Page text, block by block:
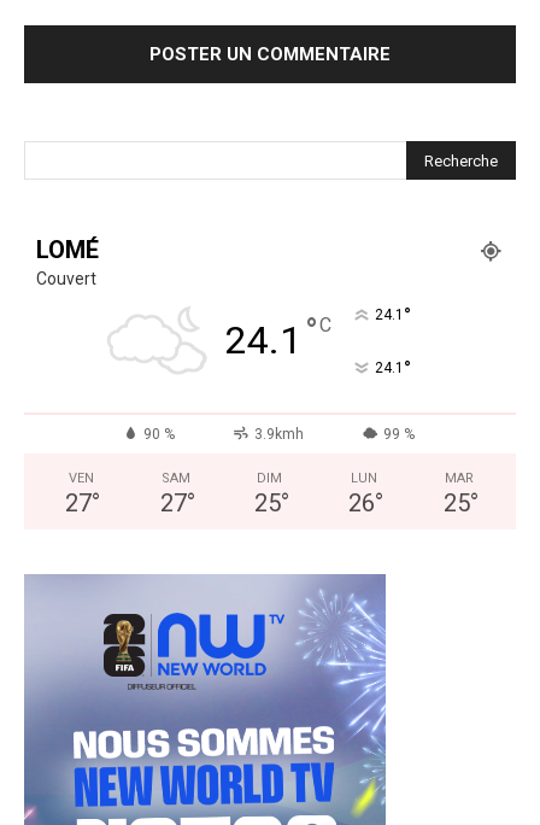
LOMÉ
Couvert
24.1 °C 24.1 °
24.1 °
90 % 3.9kmh 99 %
VEN
27°
SAM
27°
DIM
25°
LUN
26°
MAR
25°